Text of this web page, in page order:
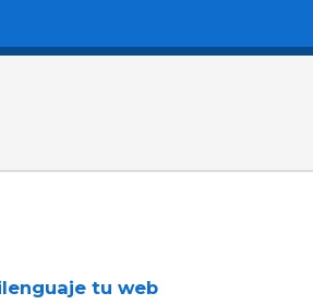
tu web